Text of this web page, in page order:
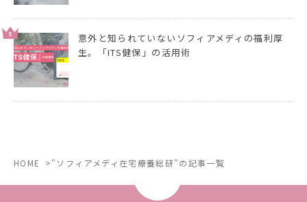
5
意外と知られていないソフィアメディの福利厚
生。「ITS健保」の活用術
HOME "ソフィアメディ在宅療養総研"の記事一覧